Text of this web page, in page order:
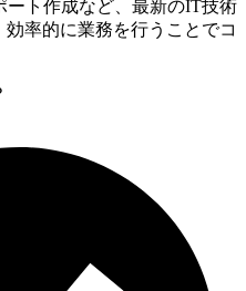
ト作成など、最新のIT技術
率的に業務を行うことでコ